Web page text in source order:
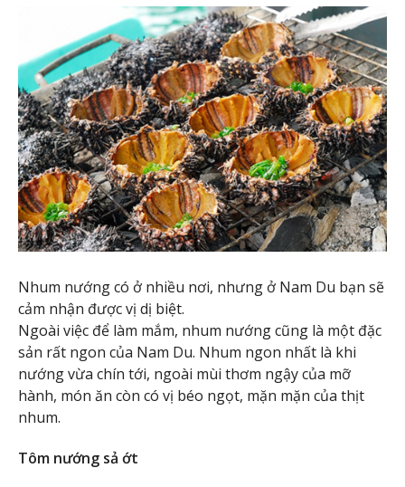
Nhum nướng có ở nhiều nơi, nhưng ở Nam Du bạn sẽ
cảm nhận được vị dị biệt.
Ngoài việc để làm mắm, nhum nướng cũng là một đặc
sản rất ngon của Nam Du. Nhum ngon nhất là khi
nướng vừa chín tới, ngoài mùi thơm ngậy của mỡ
hành, món ăn còn có vị béo ngọt, mặn mặn của thịt
nhum.
Tôm nướng sả ớt